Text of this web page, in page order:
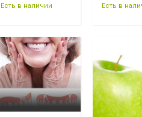
Есть в наличии Есть в